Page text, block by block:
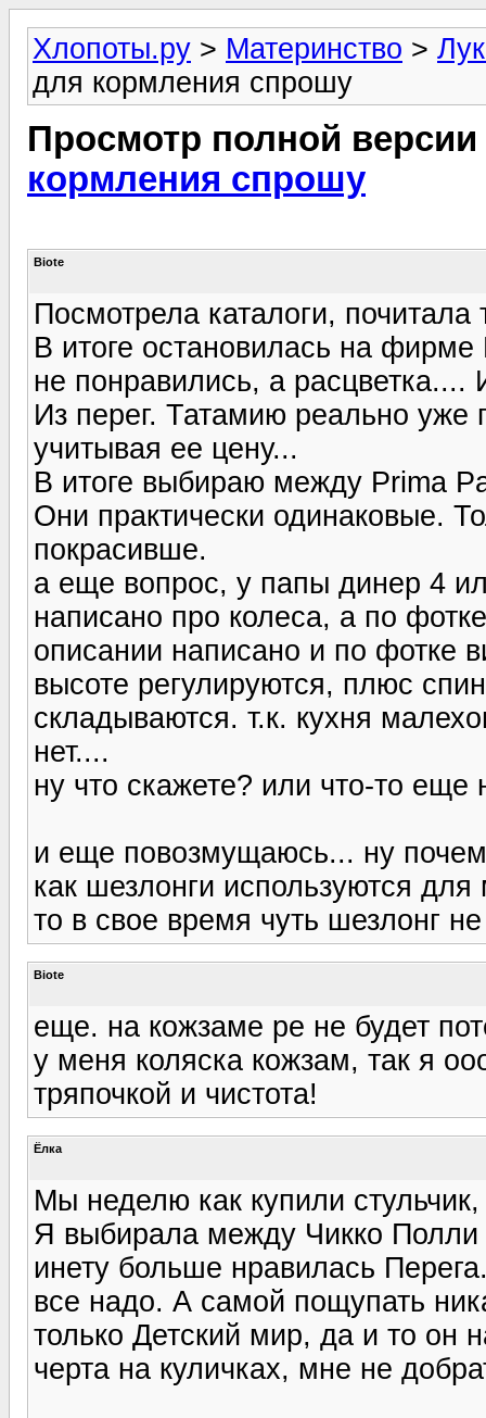
Хлопоты.ру > Материнство >
для кормления спрошу
Просмотр полной
кормления спрошу
Biote
Посмотрела каталоги,
В итоге остановилась на
не понравились, а
Из перег. Татамию реально уже
учитывая ее цену...
В итоге выбираю между Prima
Они практически одинаковые.
покрасивше.
а еще вопрос, у папы динер 4
написано про колеса, а по
описании написано и по фотке
высоте регулируются, плюс
складываются. т.к. кухня
нет....
ну что скажете? или что-то еще
и еще повозмущаюсь... ну
как шезлонги используются
то в свое время чуть шезлонг
Biote
еще. на кожзаме ре не будет
у меня коляска кожзам, так я
тряпочкой и чистота!
Ёлка
Мы неделю как купили
Я выбирала между Чикко
инету больше нравилась
все надо. А самой пощупать
только Детский мир, да и то он
черта на куличках, мне не